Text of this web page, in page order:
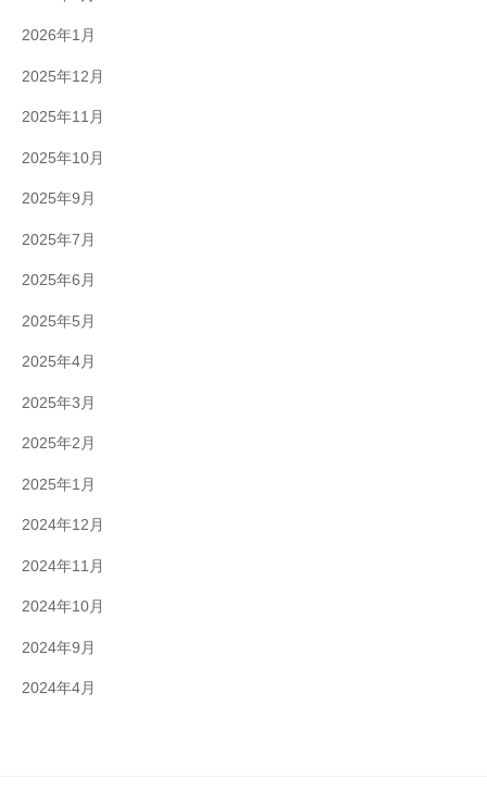
2026年1月
2025年12月
2025年11月
2025年10月
2025年9月
2025年7月
2025年6月
2025年5月
2025年4月
2025年3月
2025年2月
2025年1月
2024年12月
2024年11月
2024年10月
2024年9月
2024年4月